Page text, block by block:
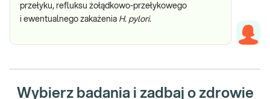
przełyku, refluksu żołądkowo-przełykowego
i ewentualnego zakażenia H. pylori.
Wybierz badania i zadbaj o zdrowie